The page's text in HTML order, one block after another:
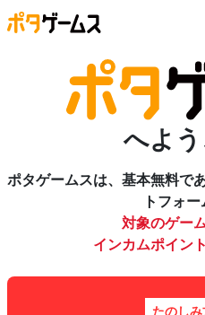
へよう
ポタゲームスは、基本無料で
トフォー
対象のゲー
インカムポイン
たのしみ